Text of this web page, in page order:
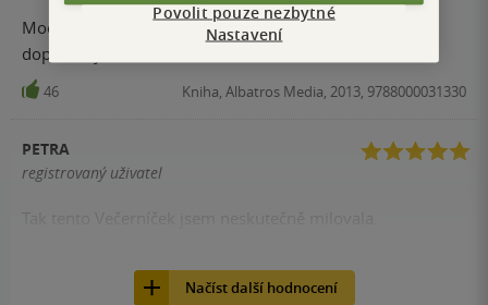
Moc krásná pohádka o malé víle jménem Amálka :)
doporučuji!!!
46 Kniha, Albatros Media, 2013, 9788000031330
PETRA
registrovaný uživatel
Tak tento Večerníček jsem neskutečně milovala.
Načíst další hodnocení
Povolit pouze nezbytné
Nastavení